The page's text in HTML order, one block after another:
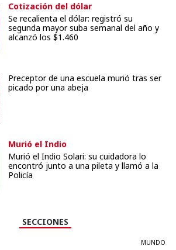
Cotización del dólar
Se recalienta el dólar: registró su
segunda mayor suba semanal del año y
alcanzó los $1.460
Preceptor de una escuela murió tras ser
picado por una abeja
Murió el Indio
Murió el Indio Solari: su cuidadora lo
encontró junto a una pileta y llamó a la
Policía
SECCIONES
MUNDO